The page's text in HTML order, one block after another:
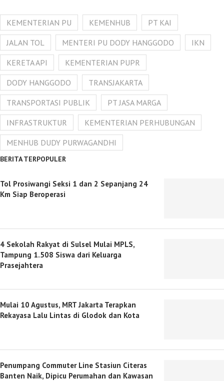
KEMENTERIAN PU KEMENHUB
PT KAI
JALAN TOL
MENTERI PU DODY HANGGODO
IKN
KERETA API
KEMENTERIAN PUPR
DODY HANGGODO
TRANSJAKARTA
TRANSPORTASI PUBLIK
PT JASA MARGA
INFRASTRUKTUR
KEMENTERIAN PERHUBUNGAN
MENHUB DUDY PURWAGANDHI
BERITA TERPOPULER
Tol Prosiwangi Seksi 1 dan 2 Sepanjang 24
Km Siap Beroperasi
4 Sekolah Rakyat di Sulsel Mulai MPLS,
Tampung 1.508 Siswa dari Keluarga
Prasejahtera
Mulai 10 Agustus, MRT Jakarta Terapkan
Rekayasa Lalu Lintas di Glodok dan Kota
Penumpang Commuter Line Stasiun Citeras
Banten Naik, Dipicu Perumahan dan Kawasan